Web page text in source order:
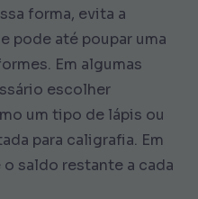
forma, evita a
pode até poupar uma
Em algumas
escolher
um tipo de lápis ou
para caligrafia. Em
saldo restante a cada